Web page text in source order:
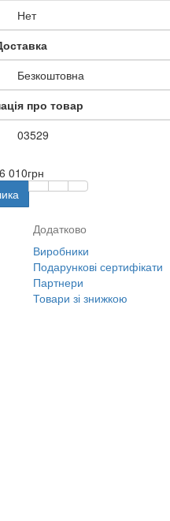
Нет
Безкоштовна
про товар
03529
6 010грн
Додатково
Виробники
Подарункові сертифікати
Партнери
Товари зі знижкою